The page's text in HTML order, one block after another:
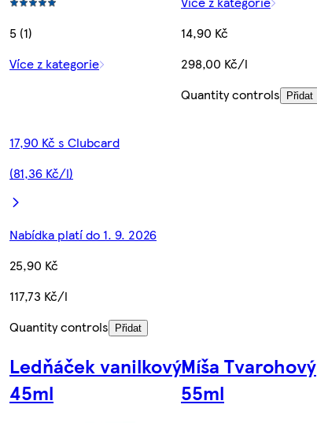
5 (1)
Více z kategorie
17,90 Kč s Clubcard
(81,36 Kč/l)
Nabídka platí do 1. 9. 2026
25,90 Kč
117,73 Kč/l
Quantity controls
Přidat
14,90 Kč
298,00 Kč/l
Quantity controls
Přidat
Ledňáček vanilkový
45ml
Míša Tvarohový
55ml